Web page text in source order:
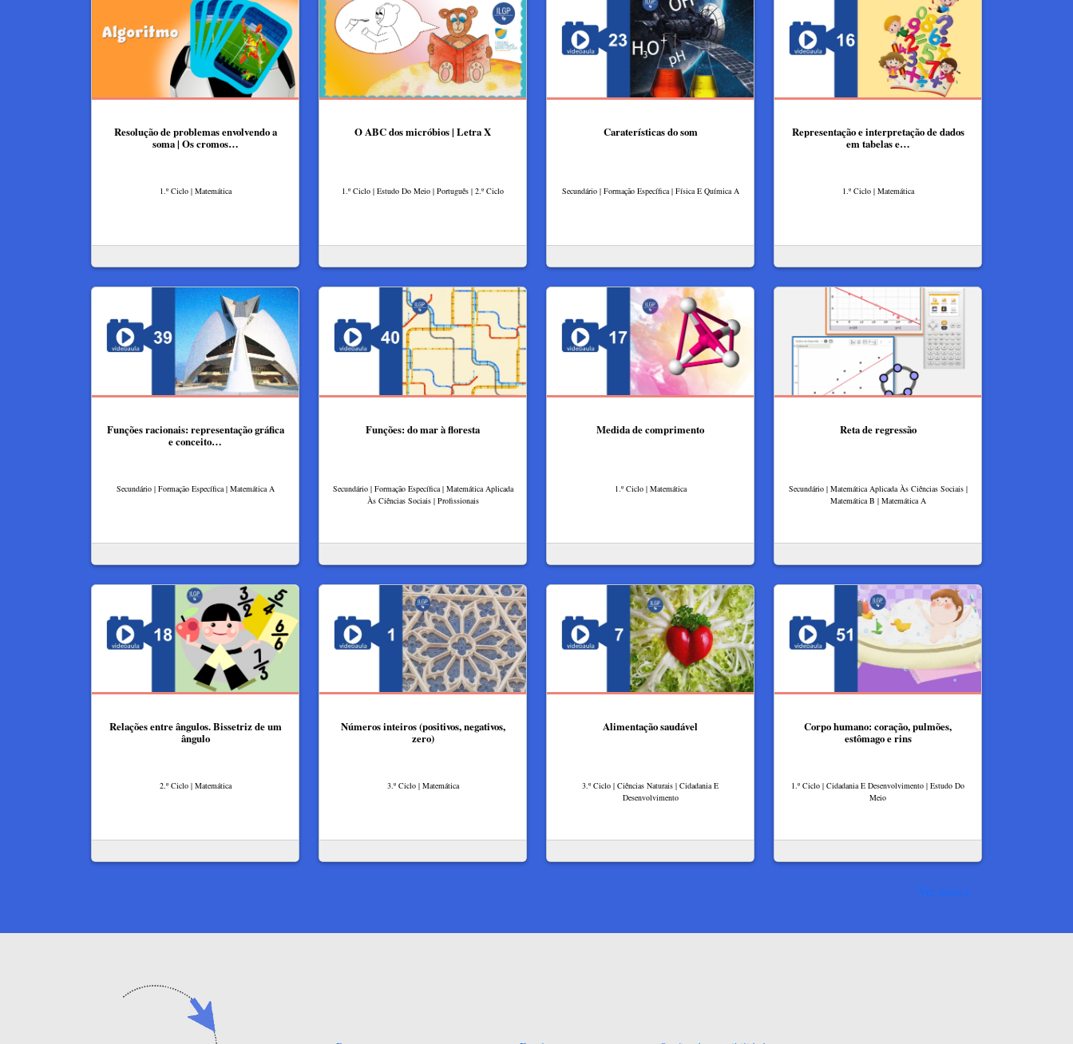
Resolução de problemas envolvendo a
soma | Os cromos…
1.º Ciclo | Matemática
O ABC dos micróbios | Letra X
1.º Ciclo | Estudo Do Meio | Português | 2.º Ciclo
Caraterísticas do som
Secundário | Formação Específica | Física E Química A
Representação e interpretação de dados
em tabelas e…
1.º Ciclo | Matemática
Funções racionais: representação gráfica
e conceito…
Secundário | Formação Específica | Matemática A
Funções: do mar à floresta
Secundário | Formação Específica | Matemática Aplicada
Às Ciências Sociais | Profissionais
Medida de comprimento
1.º Ciclo | Matemática
Reta de regressão
Secundário | Matemática Aplicada Às Ciências Sociais |
Matemática B | Matemática A
Relações entre ângulos. Bissetriz de um
ângulo
2.º Ciclo | Matemática
Números inteiros (positivos, negativos,
zero)
3.º Ciclo | Matemática
Alimentação saudável
3.º Ciclo | Ciências Naturais | Cidadania E
Desenvolvimento
Corpo humano: coração, pulmões,
estômago e rins
1.º Ciclo | Cidadania E Desenvolvimento | Estudo Do
Meio
Ver mais